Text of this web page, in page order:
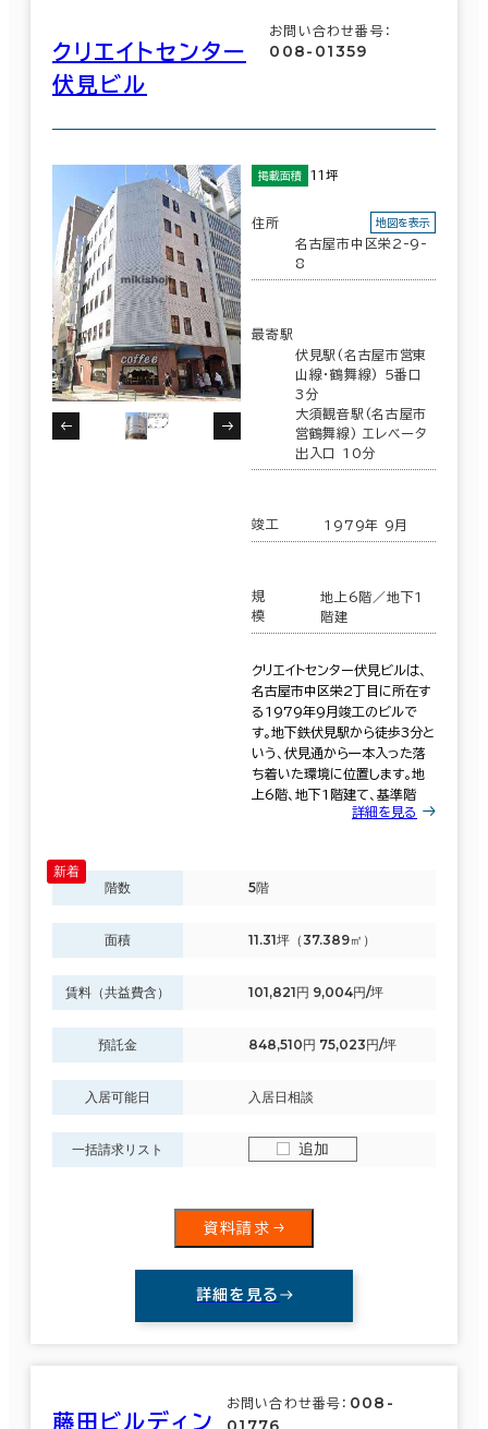
クリエイトセンター
伏見ビル
お問い合わせ番号：
008-01359
掲載面積 11坪
住所
名古屋市中区栄2-9-
8
地図を表示
最寄駅
伏見駅(名古屋市営東
山線･鶴舞線) 5番口
3分
大須観音駅(名古屋市
営鶴舞線) エレベータ
出入口 10分
竣工 1979年 9月
規
模
地上6階／地下1
階建
クリエイトセンター伏見ビルは、
名古屋市中区栄2丁目に所在す
る1979年9月竣工のビルで
す。地下鉄伏見駅から徒歩3分と
いう、伏見通から一本入った落
ち着いた環境に位置します。地
上6階、地下1階建て、基準階
詳細を見る
階数 5階
面積 11.31坪（37.389㎡）
賃料（共益費含） 101,821円 9,004円/坪
預託金 848,510円 75,023円/坪
入居可能日 入居日相談
一括請求リスト 追加
資料請求
詳細を見る
藤田ビルディン
お問い合わせ番号： 008-